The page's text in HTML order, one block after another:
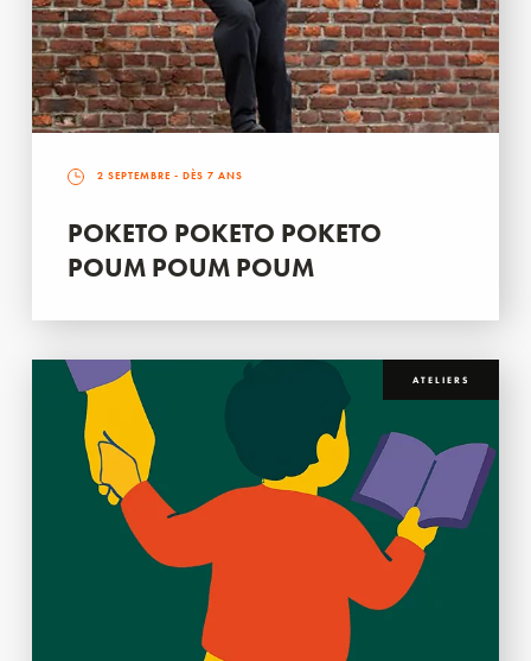
2 SEPTEMBRE - DÈS 7 ANS
POKETO POKETO POKETO
POUM POUM POUM
ATELIERS